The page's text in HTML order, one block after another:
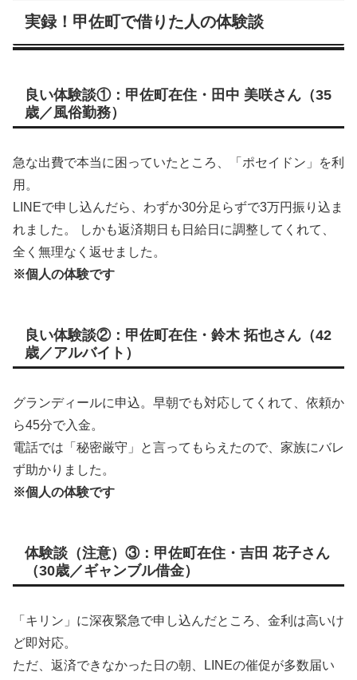
実録！甲佐町で借りた人の体験談
良い体験談①：甲佐町在住・田中 美咲さん（35
歳／風俗勤務）
急な出費で本当に困っていたところ、「ポセイドン」を利
用。
LINEで申し込んだら、わずか30分足らずで3万円振り込ま
れました。 しかも返済期日も日給日に調整してくれて、
全く無理なく返せました。
※個人の体験です
良い体験談②：甲佐町在住・鈴木 拓也さん（42
歳／アルバイト）
グランディールに申込。早朝でも対応してくれて、依頼か
ら45分で入金。
電話では「秘密厳守」と言ってもらえたので、家族にバレ
ず助かりました。
※個人の体験です
体験談（注意）③：甲佐町在住・吉田 花子さん
（30歳／ギャンブル借金）
「キリン」に深夜緊急で申し込んだところ、金利は高いけ
ど即対応。
ただ、返済できなかった日の朝、LINEの催促が多数届い